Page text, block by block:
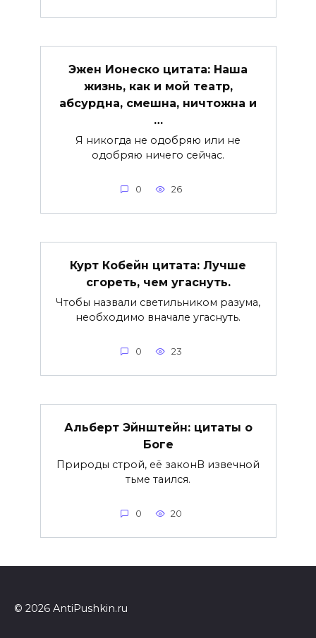
Эжен Ионеско цитата: Наша
жизнь, как и мой театр,
абсурдна, смешна, ничтожна и
…
Я никогда не одобряю или не
одобряю ничего сейчас.
0 26
Курт Кобейн цитата: Лучше
сгореть, чем угаснуть.
Чтобы назвали светильником разума,
необходимо вначале угаснуть.
0 23
Альберт Эйнштейн: цитаты о
Боге
Природы строй, её законВ извечной
тьме таился.
0 20
© 2026 AntiPushkin.ru